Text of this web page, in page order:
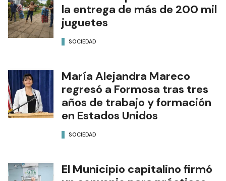
la entrega de más de 200 mil
juguetes
SOCIEDAD
María Alejandra Mareco
regresó a Formosa tras tres
años de trabajo y formación
en Estados Unidos
SOCIEDAD
El Municipio capitalino firmó